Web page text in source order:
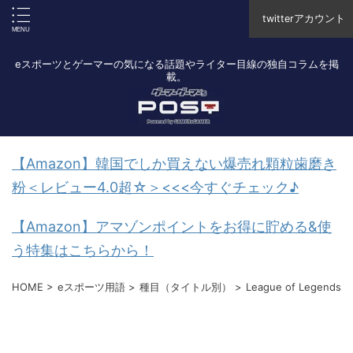
twitterアカウント
eスポーツとゲーマーの気になる話題やライター目線の独自コラムを掲
載。
【Amazon】韓国でしか買えない爆売れ顆粒歯磨き
粉＜レビュー4.0超☆＞<<<今すぐチェック♪
【Amazon】アマゾンポイントをお得に貯める&使
う特集はこちらから！
HOME > eスポーツ用語 > 種目（タイトル別） > League of Legends